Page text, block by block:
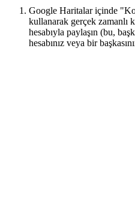
Google Haritalar içinde
kullanarak gerçek
hesabıyla paylaşın (bu,
hesabınız veya bir